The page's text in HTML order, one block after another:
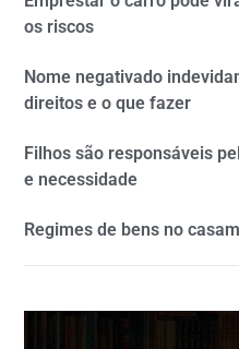
os riscos
Nome negativado
direitos e o que fazer
Filhos são responsáveis
e necessidade
Regimes de bens no